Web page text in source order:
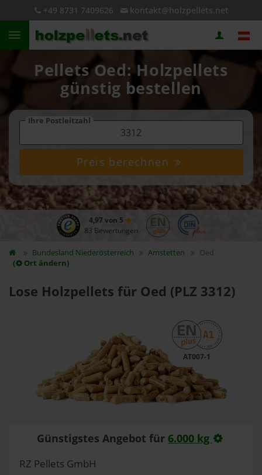
+49 8731 7409626 kontakt@holzpellets.net
Pellets Oed: Holzpellets
günstig bestellen
Ihre Postleitzahl
Preis berechnen
4,97 von 5
83 Bewertungen
Bundesland Niederösterreich Amstetten
Oed
(
Ort ändern)
Lose Holzpellets für Oed (PLZ 3312)
AT007-1
Günstigstes Angebot für 6.000 kg
RZ Pellets GmbH